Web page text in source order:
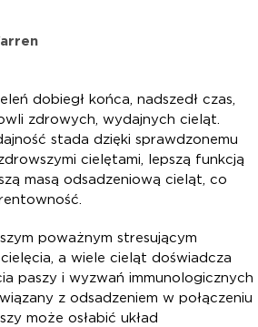
dobiegł końca, nadszedł czas,
zdrowych, wydajnych cieląt.
stada dzięki sprawdzonemu
cielętami, lepszą funkcją
masą odsadzeniową cieląt, co
poważnym stresującym
a wiele cieląt doświadcza
paszy i wyzwań immunologicznych
z odsadzeniem w połączeniu
może osłabić układ